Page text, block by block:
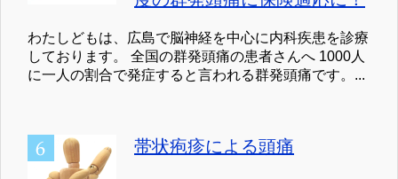
わたしどもは、広島で脳神経を中心に内科疾患を診療
しております。 全国の群発頭痛の患者さんへ 1000人
に一人の割合で発症すると言われる群発頭痛です。...
帯状疱疹による頭痛